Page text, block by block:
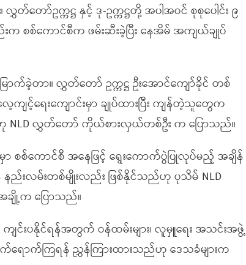
တ်တော်ဥက္ကဋ္ဌ နှင့် ဒု-ဥက္ကဋ္ဌတို့ အပါအဝင် စုစုပေါင်း ၉
က စစ်ကောင်စီက ဖမ်းဆီးခဲ့ပြီး နေအိမ် အကျယ်ချုပ်
ာက်ခဲ့တာ။ လွှတ်တော် ဥက္ကဋ္ဌ ဦးအောင်ကျော်ခိုင် တစ်
င့်ရေးကျောင်းမှာ ချုပ်ထားပြီး ကျန်တဲ့သူတွေက
ဟု NLD လွှတ်တော် ကိုယ်စားလှယ်တစ်ဦး က ပြောသည်။
ာ စစ်ကောင်စီ အနေဖြင့် ရွေးကောက်ပွဲပြုလုပ်မည့် အချိန်
ည်းလမ်းတစ်မျိုးလည်း ဖြစ်နိုင်သည်ဟု ပုသိမ် NLD
ျို့က ပြောသည်။
င်းပနိုင်ရန်အတွက် ဝန်ထမ်းများ၊ လူမှူရေး အသင်းအဖွဲ့
က်ရောက်ကြရန် ညွှန်ကြားထားသည်ဟု ဒေသခံများက